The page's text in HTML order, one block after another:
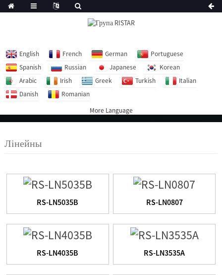
English French German
Portuguese
Spanish
Russian Japanese
Korean
Arabic
Irish Greek Turkish
Italian
Danish
Romanian
More Language
Лінейны
RS-LN5035B RS-LN0807
RS-LN4035B RS-LN3535A